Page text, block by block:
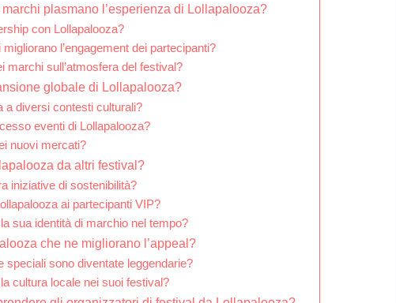
plasmano l’esperienza di Lollapalooza?
con Lollapalooza?
l’engagement dei partecipanti?
marchi sull’atmosfera del festival?
globale di Lollapalooza?
a diversi contesti culturali?
eventi di Lollapalooza?
nuovi mercati?
da altri festival?
iniziative di sostenibilità?
ai partecipanti VIP?
sua identità di marchio nel tempo?
che ne migliorano l’appeal?
speciali sono diventate leggendarie?
cultura locale nei suoi festival?